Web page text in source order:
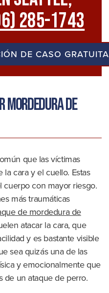
285-1743
DE CASO GRATUITA
mordedura de
que las víctimas
cara y el cuello. Estas
cuerpo con mayor riesgo.
más traumáticas
de mordedura de
atacar la cara, que
y es bastante visible
sea quizás una de las
y emocionalmente que
de un ataque de perro.